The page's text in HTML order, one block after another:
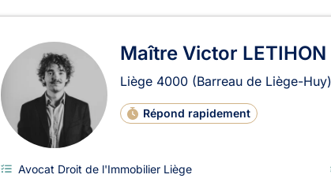
Maître Victor LETIHON
Liège 4000 (Barreau de Liège-Huy)
Répond rapidement
Avocat Droit de l'Immobilier Liège